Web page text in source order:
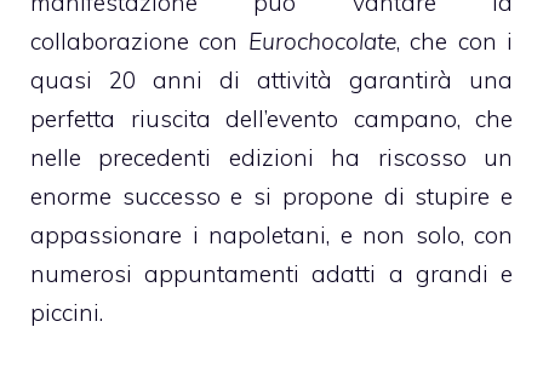
collaborazione con Eurochocolate, che con i
quasi 20 anni di attività garantirà una
perfetta riuscita dell’evento campano, che
nelle precedenti edizioni ha riscosso un
enorme successo e si propone di stupire e
appassionare i napoletani, e non solo, con
numerosi appuntamenti adatti a grandi e
piccini.